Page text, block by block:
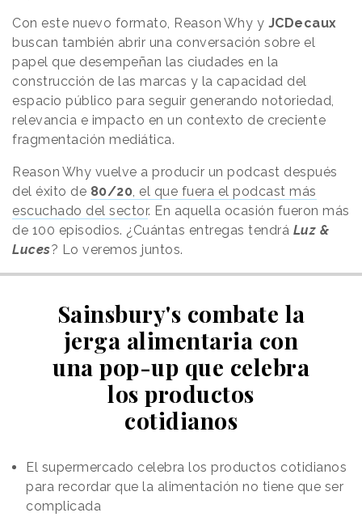
Con este nuevo formato, Reason Why y JCDecaux
buscan también abrir una conversación sobre el
papel que desempeñan las ciudades en la
construcción de las marcas y la capacidad del
espacio público para seguir generando notoriedad,
relevancia e impacto en un contexto de creciente
fragmentación mediática.
Reason Why vuelve a producir un podcast después
del éxito de 80/20, el que fuera el podcast más
escuchado del sector. En aquella ocasión fueron más
de 100 episodios. ¿Cuántas entregas tendrá Luz &
Luces? Lo veremos juntos.
Sainsbury's combate la
jerga alimentaria con
una pop-up que celebra
los productos
cotidianos
El supermercado celebra los productos cotidianos
para recordar que la alimentación no tiene que ser
complicada